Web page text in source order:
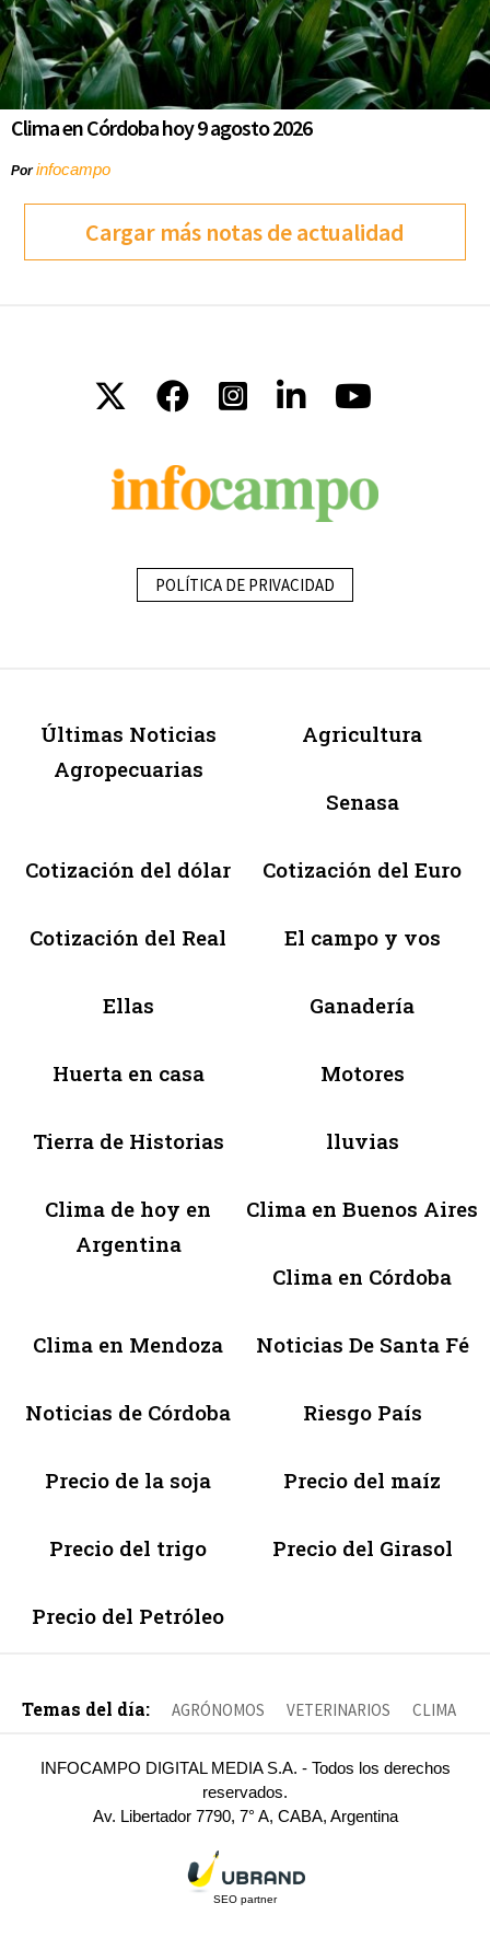
Clima en Córdoba hoy 9 agosto 2026
Porinfocampo
Cargar más notas de actualidad
POLÍTICA DE PRIVACIDAD
Últimas Noticias
Agropecuarias
Agricultura
Senasa
Cotización del dólar Cotización del Euro
Cotización del Real El campo y vos
Ellas Ganadería
Huerta en casa Motores
Tierra de Historias lluvias
Clima de hoy en
Argentina
Clima en Buenos Aires
Clima en Córdoba
Clima en Mendoza Noticias De Santa Fé
Noticias de Córdoba Riesgo País
Precio de la soja Precio del maíz
Precio del trigo Precio del Girasol
Precio del Petróleo
Temas del día: AGRÓNOMOS VETERINARIOS CLIMA
INFOCAMPO DIGITAL MEDIA S.A. - Todos los derechos
reservados.
Av. Libertador 7790, 7° A, CABA, Argentina
SEO partner